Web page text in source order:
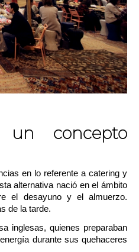
un concepto
en lo referente a catering y
alternativa nació en el ámbito
el desayuno y el almuerzo.
de la tarde.
inglesas, quienes preparaban
durante sus quehaceres